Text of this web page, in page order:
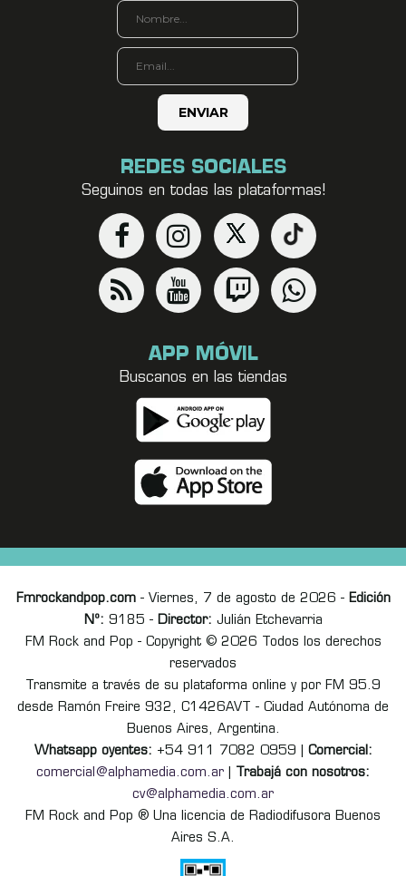
REDES SOCIALES
Seguinos en todas las plataformas!
APP MÓVIL
Buscanos en las tiendas
Fmrockandpop.com- Viernes, 7 de agosto de 2026 - Edición
Nº: 9185 - Director: Julián Etchevarria
FM Rock and Pop - Copyright © 2026 Todos los derechos
reservados
Transmite a través de su plataforma online y por FM 95.9
desde Ramón Freire 932, C1426AVT - Ciudad Autónoma de
Buenos Aires, Argentina.
Whatsapp oyentes: +54 911 7082 0959 | Comercial:
comercial@alphamedia.com.ar
Trabajá con nosotros:
cv@alphamedia.com.ar
FM Rock and Pop ® Una licencia de Radiodifusora Buenos
Aires S.A.